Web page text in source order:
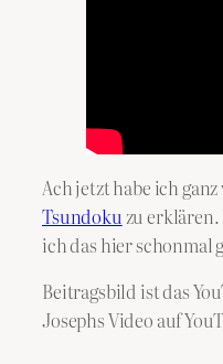
Ach jetzt habe ich ganz
Tsundoku zu
ich das hier schonmal
Beitragsbild ist das
Josephs Video auf